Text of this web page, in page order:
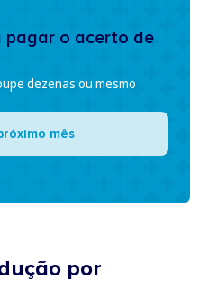
pagar o acerto de
dezenas ou mesmo
mês
por